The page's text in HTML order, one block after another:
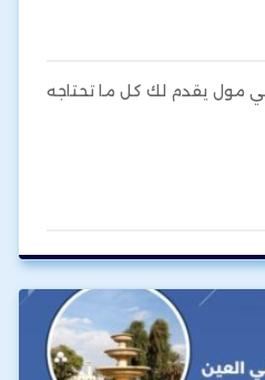
مول يقدم لك كل ما تحتاجه